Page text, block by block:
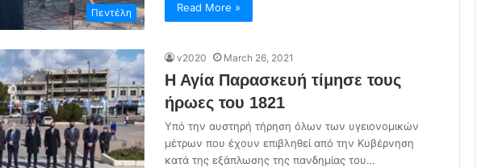
Πεντέλη Read More »
v2020 March 26, 2021
Η Αγία Παρασκευή τίμησε τους
ήρωες του 1821
Υπό την αυστηρή τήρηση όλων των υγειονομικών
μέτρων που έχουν επιβληθεί από την Κυβέρνηση
κατά της εξάπλωσης της πανδημίας του…